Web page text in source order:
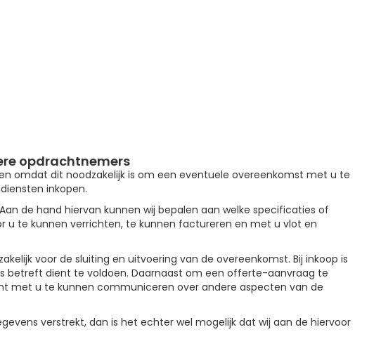
opdrachtnemers
omdat dit noodzakelijk is om een eventuele overeenkomst met u te
inkopen.
de hand hiervan kunnen wij bepalen aan welke specificaties of
u te kunnen verrichten, te kunnen factureren en met u vlot en
voor de sluiting en uitvoering van de overeenkomst. Bij inkoop is
betreft dient te voldoen. Daarnaast om een offerte-aanvraag te
met u te kunnen communiceren over andere aspecten van de
verstrekt, dan is het echter wel mogelijk dat wij aan de hiervoor